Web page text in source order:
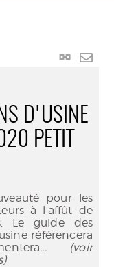
Lien
mail
D'USINE
PETIT
pour les
à l'affût de
Le guide des
référencera
... (voir